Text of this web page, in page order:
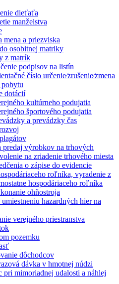
dieťaťa
manželstva
mena a priezviska
osobitnej matriky
z matrík
podpisov na listín
číslo určenie⁄zrušenie⁄zmena
dotácií
kultúrneho podujatia
športového podujatia
a prevádzky čas
predaj výrobkov na trhových
na zriadenie trhového miesta
o zápise do evidencie
roľníka, vyradenie z
hospodáriaceho roľníka
ohňostroja
hazardných hier na
verejného priestranstva
pozemku
dôchodcov
dávka v hmotnej núdzi
pri mimoriadnej udalosti a náhlej